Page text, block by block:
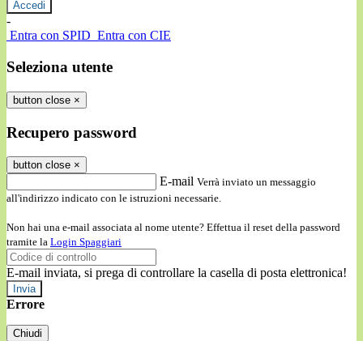
-
Entra con SPID Entra con CIE
Seleziona utente
button close ×
Recupero password
button close ×
E-mail Verrà inviato un messaggio
all'indirizzo indicato con le istruzioni necessarie.
Non hai una e-mail associata al nome utente? Effettua il reset della password
tramite la Login Spaggiari
E-mail inviata, si prega di controllare la casella di posta elettronica!
Errore
Chiudi